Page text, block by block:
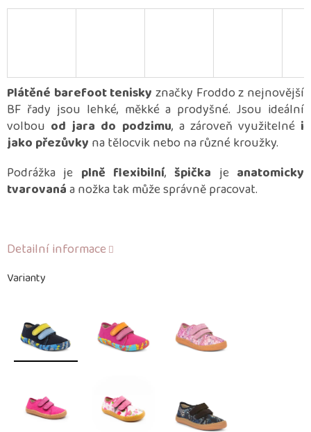
Varianty
Plátěné barefoot tenisky značky Froddo z nejnovější
BF řady jsou lehké, měkké a prodyšné. Jsou ideální
volbou od jara do podzimu, a zároveň využitelné i
jako přezůvky na tělocvik nebo na různé kroužky.
Podrážka je plně flexibilní,špička je anatomicky
tvarovanáa nožka tak může správně pracovat.
Detailní informace